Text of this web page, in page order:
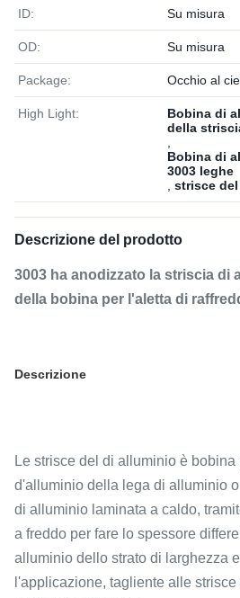
ID: Su misura
OD: Su misura
Package: Occhio al
High Light:
Bobina di
della
Bobina di
3003 leghe
strisce
Descrizione del prodotto
3003 ha anodizzato la striscia di
della bobina per l'aletta di
Descrizione
Le strisce del di alluminio è
d'alluminio della lega di alluminio
di alluminio laminata a caldo,
a freddo per fare lo spessore
alluminio dello strato di larghezza
l'applicazione, tagliente alle